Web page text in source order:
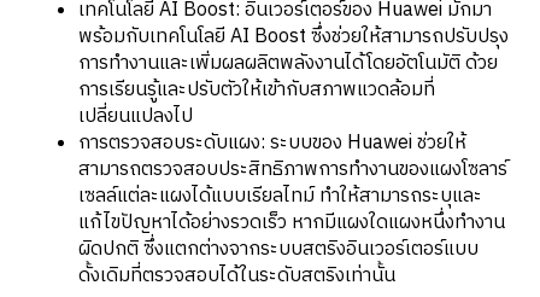
เทคโนโลยี AI Boost: อินเวอร์เตอร์ของ Huawei มักมา
พร้อมกับเทคโนโลยี AI Boost ซึ่งช่วยให้สามารถปรับปรุง
การทำงานและเพิ่มผลผลิตพลังงานได้โดยอัตโนมัติ ด้วย
การเรียนรู้และปรับตัวให้เข้ากับสภาพแวดล้อมที่
เปลี่ยนแปลงไป
การตรวจสอบระดับแผง: ระบบของ Huawei ช่วยให้
สามารถตรวจสอบประสิทธิภาพการทำงานของแผงโซลาร์
เซลล์แต่ละแผงได้แบบเรียลไทม์ ทำให้สามารถระบุและ
แก้ไขปัญหาได้อย่างรวดเร็ว หากมีแผงใดแผงหนึ่งทำงาน
ผิดปกติ ซึ่งแตกต่างจากระบบสตริงอินเวอร์เตอร์แบบ
ดั้งเดิมที่ตรวจสอบได้ในระดับสตริงเท่านั้น